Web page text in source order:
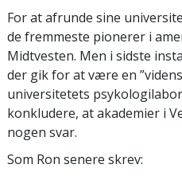
For at afrunde sine
de fremmeste pionerer i
Midtvesten. Men i sidste
der gik for at være en
universitetets
konkludere, at akademier i
nogen svar.
Som Ron senere skrev: